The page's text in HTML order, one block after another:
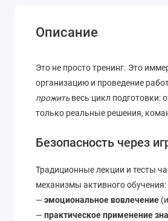
Описание
Это не просто тренинг. Это
организацию и проведение
прожитьвесь цикл подготовки:
только реальные решения,
Безопасность через
Традиционные лекции и тесты
механизмы активного обучения:
—эмоциональное вовлечение
—практическое применение